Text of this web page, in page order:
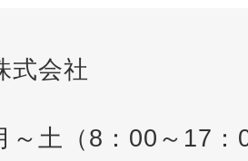
式会社
～土（8：00～17：